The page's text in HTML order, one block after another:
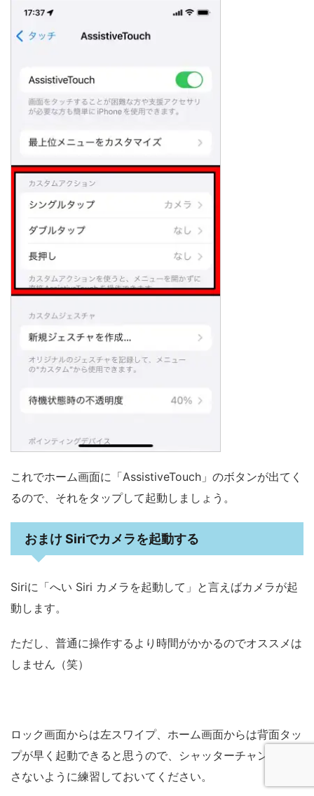
これでホーム画面に「AssistiveTouch」のボタンが出てく
るので、それをタップして起動しましょう。
おまけ Siriでカメラを起動する
Siriに「へい Siri カメラを起動して」と言えばカメラが起
動します。
ただし、普通に操作するより時間がかかるのでオススメは
しません（笑）
ロック画面からは左スワイプ、ホーム画面からは背面タッ
プが早く起動できると思うので、シャッターチャンスを逃
さないように練習しておいてください。